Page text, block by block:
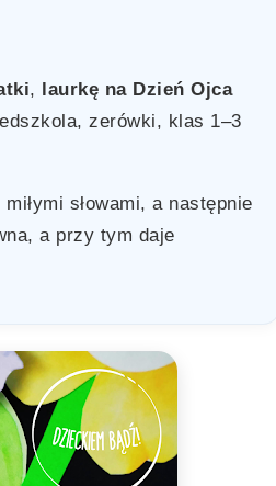
, laurkę na Dzień Ojca
zerówki, klas 1–3
słowami, a następnie
a przy tym daje